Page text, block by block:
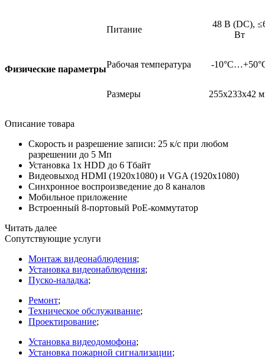
Физические параметры
Питание
48 В (DС),
Вт
Рабочая температура -
Размеры 255x233x42
Описание товара
Скорость и разрешение записи: 25 к/с при любом
разрешении до 5 Мп
Установка 1х HDD до 6 Тбайт
Видеовыход HDMI (1920х1080) и VGA (1920х1080)
Синхронное воспроизведение до 8 каналов
Мобильное приложение
Встроенный 8-портовый PoE-коммутатор
Читать далее
Сопутствующие услуги
Монтаж видеонаблюдения;
Установка видеонаблюдения;
Пуско-наладка;
Ремонт;
Техническое обслуживание;
Проектирование;
Установка видеодомофона;
Установка пожарной сигнализации;